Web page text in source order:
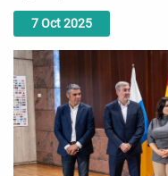
7Oct2025